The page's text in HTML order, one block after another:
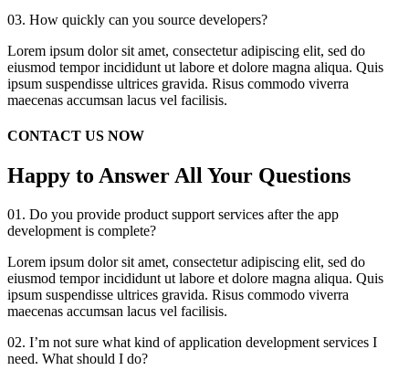
03. How quickly can you source developers?
Lorem ipsum dolor sit amet, consectetur adipiscing elit, sed do
eiusmod tempor incididunt ut labore et dolore magna aliqua. Quis
ipsum suspendisse ultrices gravida. Risus commodo viverra
maecenas accumsan lacus vel facilisis.
CONTACT US NOW
Happy to Answer All Your Questions
01. Do you provide product support services after the app
development is complete?
Lorem ipsum dolor sit amet, consectetur adipiscing elit, sed do
eiusmod tempor incididunt ut labore et dolore magna aliqua. Quis
ipsum suspendisse ultrices gravida. Risus commodo viverra
maecenas accumsan lacus vel facilisis.
02. I’m not sure what kind of application development services I
need. What should I do?